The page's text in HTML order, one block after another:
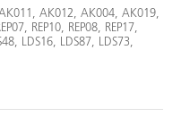
AK012, AK004, AK019,
REP10, REP08, REP17,
LDS16, LDS87, LDS73,